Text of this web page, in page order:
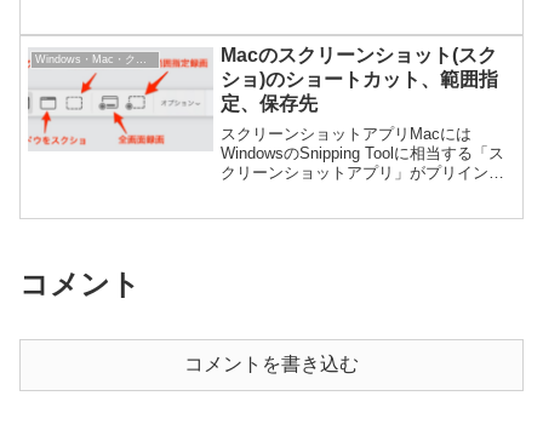
Macのスクリーンショット(スク
ショ)のショートカット、範囲指
定、保存先
スクリーンショットアプリMacには
WindowsのSnipping Toolに相当する「ス
クリーンショットアプリ」がプリインス
コメント
コメントを書き込む